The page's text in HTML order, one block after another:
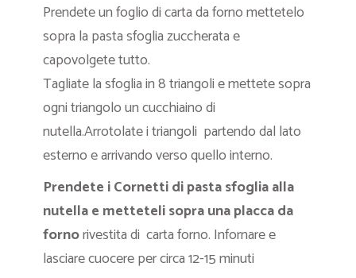
Prendete un foglio di carta da forno mettetelo
sopra la pasta sfoglia zuccherata e
capovolgete tutto.
Tagliate la sfoglia in 8 triangoli e mettete sopra
ogni triangolo un cucchiaino di
nutella.Arrotolate i triangoli partendo dal lato
esterno e arrivando verso quello interno.
Prendete i Cornetti di pasta sfoglia alla
nutellae metteteli sopra una placca da
fornorivestita di carta forno. Infornare e
lasciare cuocere per circa 12-15 minuti